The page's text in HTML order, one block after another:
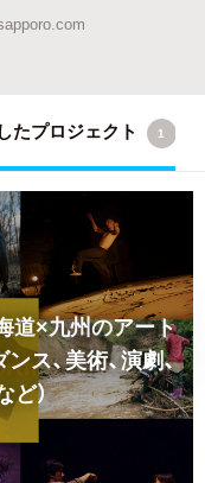
たプロジェクト 1
道×九州のアート
ンス、美術、演劇、
ど）